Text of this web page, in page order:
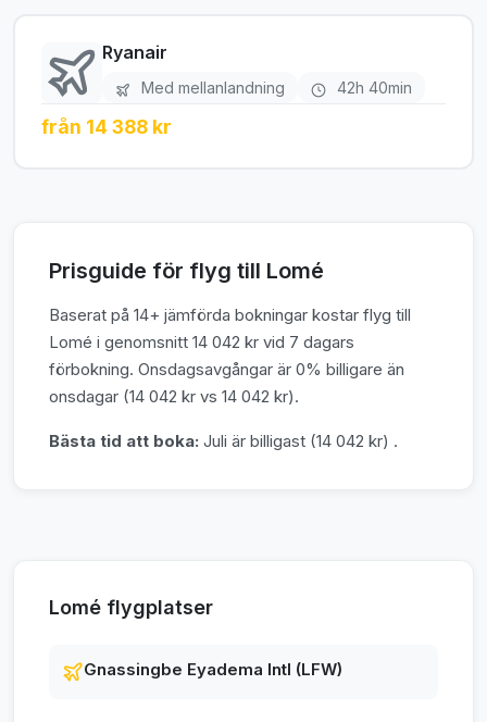
Ryanair
Med mellanlandning 42h 40min
från 14 388 kr
Prisguide för flyg till Lomé
Baserat på 14+ jämförda bokningar kostar flyg till
Lomé i genomsnitt 14 042 kr vid 7 dagars
förbokning. Onsdagsavgångar är 0% billigare än
onsdagar (14 042 kr vs 14 042 kr).
Bästa tid att boka: Juli är billigast (14 042 kr) .
Lomé flygplatser
Gnassingbe Eyadema Intl (LFW)